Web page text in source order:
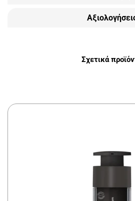
Σχετικά